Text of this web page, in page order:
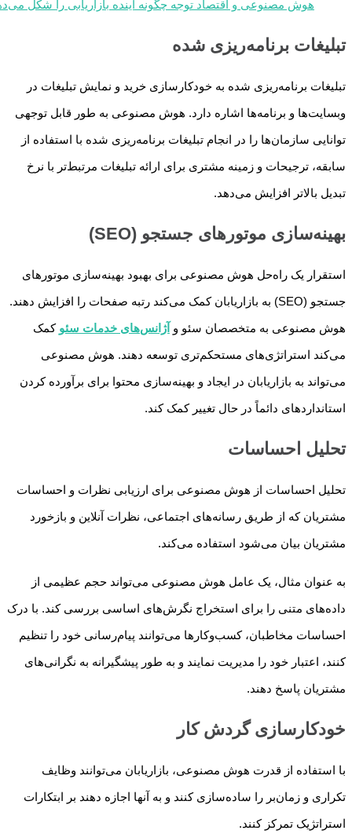
هوش مصنوعی و اقتصاد توجه چگونه آینده بازاریابی را شکل
تبلیغات برنامه‌ریزی شده
تبلیغات برنامه‌ریزی شده به خودکارسازی خرید و نمایش تبلیغات در
وبسایت‌ها و برنامه‌ها اشاره دارد. هوش مصنوعی به طور قابل توجهی
توانایی سازمان‌ها را در انجام تبلیغات برنامه‌ریزی شده با استفاده از
سابقه، ترجیحات و زمینه مشتری برای ارائه تبلیغات مرتبط‌تر با نرخ
تبدیل بالاتر افزایش می‌دهد.
بهینه‌سازی موتورهای جستجو (SEO)
استقرار یک راه‌حل هوش مصنوعی برای بهبود بهینه‌سازی موتورهای
جستجو (SEO) به بازاریابان کمک می‌کند رتبه صفحات را افزایش دهند.
هوش مصنوعی به متخصصان سئو و آژانس‌های خدمات سئو کمک
می‌کند استراتژی‌های مستحکم‌تری توسعه دهند. هوش مصنوعی
می‌تواند به بازاریابان در ایجاد و بهینه‌سازی محتوا برای برآورده کردن
استانداردهای دائماً در حال تغییر کمک کند.
تحلیل احساسات
تحلیل احساسات از هوش مصنوعی برای ارزیابی نظرات و احساسات
مشتریان که از طریق رسانه‌های اجتماعی، نظرات آنلاین و بازخورد
مشتریان بیان می‌شود استفاده می‌کند.
به عنوان مثال، یک عامل هوش مصنوعی می‌تواند حجم عظیمی از
داده‌های متنی را برای استخراج نگرش‌های اساسی بررسی کند. با درک
احساسات مخاطبان، کسب‌وکارها می‌توانند پیام‌رسانی خود را تنظیم
کنند، اعتبار خود را مدیریت نمایند و به طور پیشگیرانه به نگرانی‌های
مشتریان پاسخ دهند.
خودکارسازی گردش کار
با استفاده از قدرت هوش مصنوعی، بازاریابان می‌توانند وظایف
تکراری و زمان‌بر را ساده‌سازی کنند و به آنها اجازه دهند بر ابتکارات
استراتژیک تمرکز کنند.